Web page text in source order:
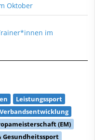
Oktober
im
Leistungssport
Verbandsentwicklung
(EM)
Gesundheitssport